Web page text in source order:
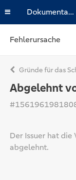
Dokumentation
Fehlerursache
Gründe für das
Abgelehnt
Der Issuer hat
abgelehnt.